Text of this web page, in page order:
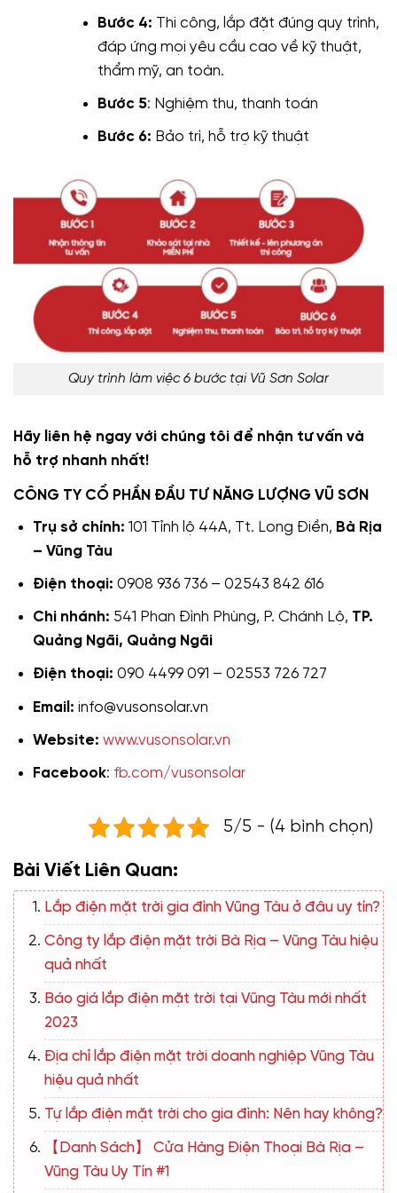
Bước 4: Thi công, lắp đặt đúng quy trình,
đáp ứng mọi yêu cầu cao về kỹ thuật,
thẩm mỹ, an toàn.
Bước 5: Nghiệm thu, thanh toán
Bước 6: Bảo trì, hỗ trợ kỹ thuật
Quy trình làm việc 6 bước tại Vũ Sơn Solar
Hãy liên hệ ngay với chúng tôi để nhận tư vấn và
hỗ trợ nhanh nhất!
CÔNG TY CỔ PHẦN ĐẦU TƯ NĂNG LƯỢNG VŨ SƠN
Trụ sở chính: 101 Tỉnh lộ 44A, Tt. Long Điền, Bà Rịa
– Vũng Tàu
Điện thoại: 0908 936 736 – 02543 842 616
Chi nhánh: 541 Phan Đình Phùng, P. Chánh Lộ, TP.
Quảng Ngãi, Quảng Ngãi
Điện thoại: 090 4499 091 – 02553 726 727
Email: info@vusonsolar.vn
Website: www.vusonsolar.vn
Facebook: fb.com/vusonsolar
5/5 - (4 bình chọn)
Bài Viết Liên Quan:
Lắp điện mặt trời gia đình Vũng Tàu ở đâu uy tín?
Công ty lắp điện mặt trời Bà Rịa – Vũng Tàu hiệu
quả nhất
Báo giá lắp điện mặt trời tại Vũng Tàu mới nhất
2023
Địa chỉ lắp điện mặt trời doanh nghiệp Vũng Tàu
hiệu quả nhất
Tự lắp điện mặt trời cho gia đình: Nên hay không?
【Danh Sách】 Cửa Hàng Điện Thoại Bà Rịa –
Vũng Tàu Uy Tín #1